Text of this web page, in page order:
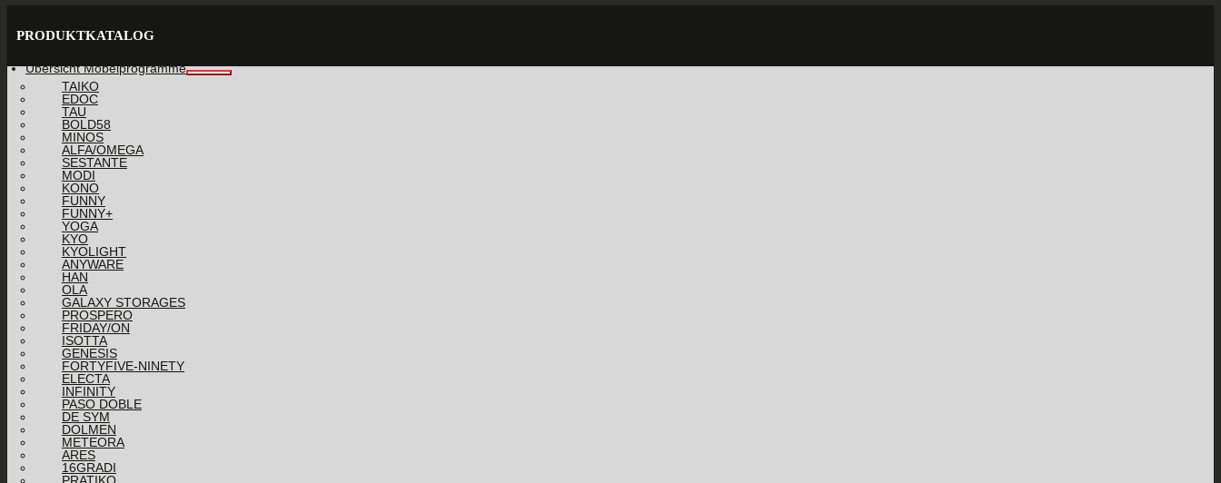
PRODUKTKATALOG
Übersicht Möbelprogramme
TAIKO
EDOC
TAU
BOLD58
MINOS
ALFA/OMEGA
SESTANTE
MODI
KONO
FUNNY
FUNNY+
YOGA
KYO
KYOLIGHT
ANYWARE
HAN
OLA
GALAXY STORAGES
PROSPERO
FRIDAY/ON
ISOTTA
GENESIS
FORTYFIVE-NINETY
ELECTA
INFINITY
PASO DOBLE
DE SYM
DOLMEN
METEORA
ARES
16GRADI